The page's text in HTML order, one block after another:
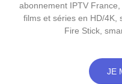
abonnement IPTV
films et séries en HD/4K,
Fire Stick,
JE